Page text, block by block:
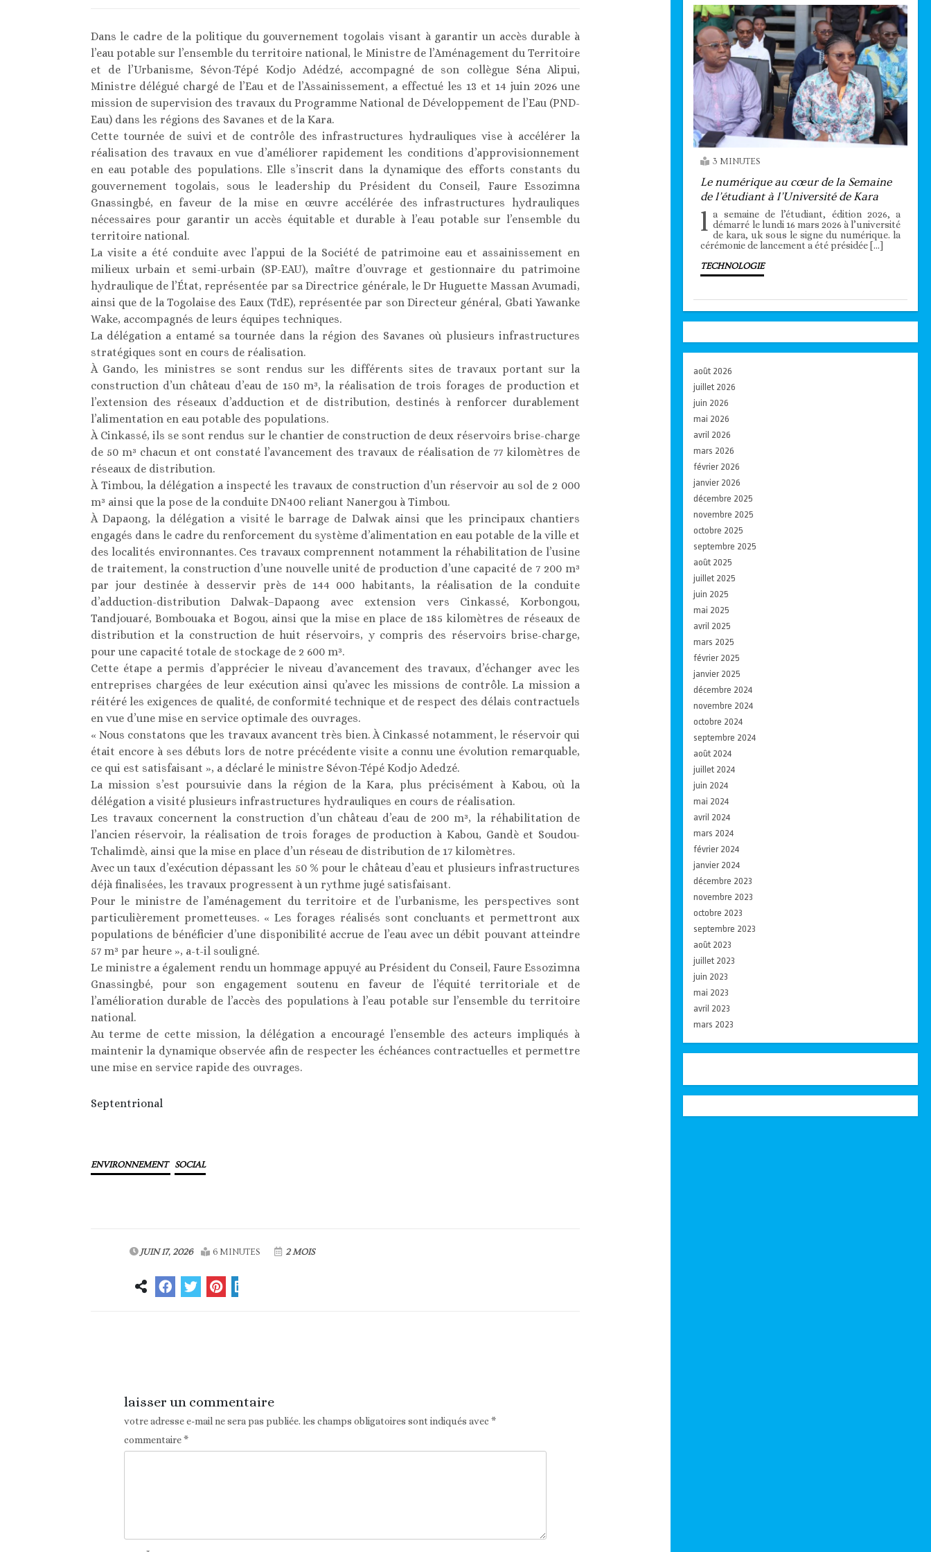
Dans le cadre de la politique du gouvernement togolais visant à garantir un accès durable à
l’eau potable sur l’ensemble du territoire national, le Ministre de l’Aménagement du Territoire
et de l’Urbanisme, Sévon-Tépé Kodjo Adédzé, accompagné de son collègue Séna Alipui,
Ministre délégué chargé de l’Eau et de l’Assainissement, a effectué les 13 et 14 juin 2026 une
mission de supervision des travaux du Programme National de Développement de l’Eau (PND-
Eau) dans les régions des Savanes et de la Kara.
Cette tournée de suivi et de contrôle des infrastructures hydrauliques vise à accélérer la
réalisation des travaux en vue d’améliorer rapidement les conditions d’approvisionnement
en eau potable des populations. Elle s’inscrit dans la dynamique des efforts constants du
gouvernement togolais, sous le leadership du Président du Conseil, Faure Essozimna
Gnassingbé, en faveur de la mise en œuvre accélérée des infrastructures hydrauliques
nécessaires pour garantir un accès équitable et durable à l’eau potable sur l’ensemble du
territoire national.
La visite a été conduite avec l’appui de la Société de patrimoine eau et assainissement en
milieux urbain et semi-urbain (SP-EAU), maître d’ouvrage et gestionnaire du patrimoine
hydraulique de l’État, représentée par sa Directrice générale, le Dr Huguette Massan Avumadi,
ainsi que de la Togolaise des Eaux (TdE), représentée par son Directeur général, Gbati Yawanke
Wake, accompagnés de leurs équipes techniques.
La délégation a entamé sa tournée dans la région des Savanes où plusieurs infrastructures
stratégiques sont en cours de réalisation.
À Gando, les ministres se sont rendus sur les différents sites de travaux portant sur la
construction d’un château d’eau de 150 m³, la réalisation de trois forages de production et
l’extension des réseaux d’adduction et de distribution, destinés à renforcer durablement
l’alimentation en eau potable des populations.
À Cinkassé, ils se sont rendus sur le chantier de construction de deux réservoirs brise-charge
de 50 m³ chacun et ont constaté l’avancement des travaux de réalisation de 77 kilomètres de
réseaux de distribution.
À Timbou, la délégation a inspecté les travaux de construction d’un réservoir au sol de 2 000
m³ ainsi que la pose de la conduite DN400 reliant Nanergou à Timbou.
À Dapaong, la délégation a visité le barrage de Dalwak ainsi que les principaux chantiers
engagés dans le cadre du renforcement du système d’alimentation en eau potable de la ville et
des localités environnantes. Ces travaux comprennent notamment la réhabilitation de l’usine
de traitement, la construction d’une nouvelle unité de production d’une capacité de 7 200 m³
par jour destinée à desservir près de 144 000 habitants, la réalisation de la conduite
d’adduction-distribution Dalwak–Dapaong avec extension vers Cinkassé, Korbongou,
Tandjouaré, Bombouaka et Bogou, ainsi que la mise en place de 185 kilomètres de réseaux de
distribution et la construction de huit réservoirs, y compris des réservoirs brise-charge,
pour une capacité totale de stockage de 2 600 m³.
Cette étape a permis d’apprécier le niveau d’avancement des travaux, d’échanger avec les
entreprises chargées de leur exécution ainsi qu’avec les missions de contrôle. La mission a
réitéré les exigences de qualité, de conformité technique et de respect des délais contractuels
en vue d’une mise en service optimale des ouvrages.
« Nous constatons que les travaux avancent très bien. À Cinkassé notamment, le réservoir qui
était encore à ses débuts lors de notre précédente visite a connu une évolution remarquable,
ce qui est satisfaisant », a déclaré le ministre Sévon-Tépé Kodjo Adedzé.
La mission s’est poursuivie dans la région de la Kara, plus précisément à Kabou, où la
délégation a visité plusieurs infrastructures hydrauliques en cours de réalisation.
Les travaux concernent la construction d’un château d’eau de 200 m³, la réhabilitation de
l’ancien réservoir, la réalisation de trois forages de production à Kabou, Gandè et Soudou-
Tchalimdè, ainsi que la mise en place d’un réseau de distribution de 17 kilomètres.
Avec un taux d’exécution dépassant les 50 % pour le château d’eau et plusieurs infrastructures
déjà finalisées, les travaux progressent à un rythme jugé satisfaisant.
Pour le ministre de l’aménagement du territoire et de l’urbanisme, les perspectives sont
particulièrement prometteuses. « Les forages réalisés sont concluants et permettront aux
populations de bénéficier d’une disponibilité accrue de l’eau avec un débit pouvant atteindre
57 m³ par heure », a-t-il souligné.
Le ministre a également rendu un hommage appuyé au Président du Conseil, Faure Essozimna
Gnassingbé, pour son engagement soutenu en faveur de l’équité territoriale et de
l’amélioration durable de l’accès des populations à l’eau potable sur l’ensemble du territoire
national.
Au terme de cette mission, la délégation a encouragé l’ensemble des acteurs impliqués à
maintenir la dynamique observée afin de respecter les échéances contractuelles et permettre
une mise en service rapide des ouvrages.
Septentrional
ENVIRONNEMENT SOCIAL
JUIN 17, 2026 6 MINUTES 2 MOIS
laisser un commentaire
votre adresse e-mail ne sera pas publiée. les champs obligatoires sont indiqués avec*
commentaire*
3 MINUTES
Le numérique au cœur de la Semaine
de l’étudiant à l’Université de Kara
l a semaine de l’étudiant, édition 2026, a
démarré le lundi 16 mars 2026 à l’université
de kara, uk sous le signe du numérique. la
cérémonie de lancement a été présidée […]
TECHNOLOGIE
août 2026
juillet 2026
juin 2026
mai 2026
avril 2026
mars 2026
février 2026
janvier 2026
décembre 2025
novembre 2025
octobre 2025
septembre 2025
août 2025
juillet 2025
juin 2025
mai 2025
avril 2025
mars 2025
février 2025
janvier 2025
décembre 2024
novembre 2024
octobre 2024
septembre 2024
août 2024
juillet 2024
juin 2024
mai 2024
avril 2024
mars 2024
février 2024
janvier 2024
décembre 2023
novembre 2023
octobre 2023
septembre 2023
août 2023
juillet 2023
juin 2023
mai 2023
avril 2023
mars 2023